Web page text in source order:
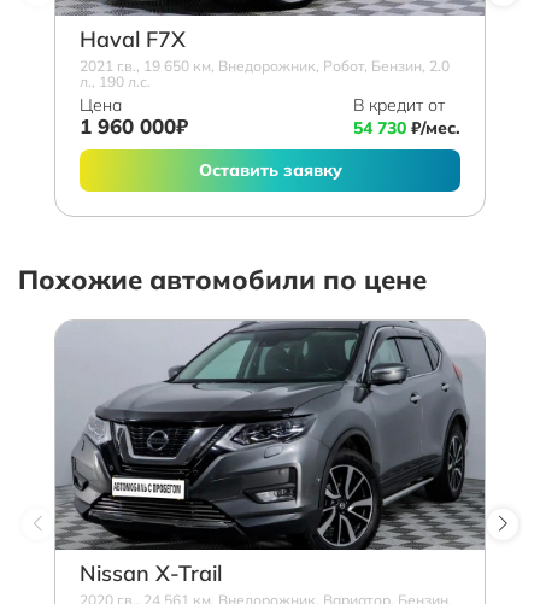
Haval F7X
2021 г.в., 19 650 км, Внедорожник, Робот, Бензин, 2.0
л., 190 л.с.
Цена
1 960 000₽
В кредит от
54 730 ₽/мес.
Оставить заявку
Похожие автомобили по цене
Nissan X-Trail
2020 г.в., 24 561 км, Внедорожник, Вариатор, Бензин,